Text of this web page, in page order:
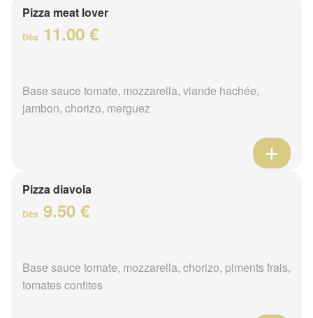
Pizza meat lover
Dès 11.00 €
Base sauce tomate, mozzarella, viande hachée,
jambon, chorizo, merguez
Pizza diavola
Dès 9.50 €
Base sauce tomate, mozzarella, chorizo, piments frais,
tomates confites